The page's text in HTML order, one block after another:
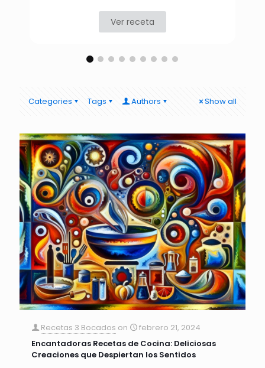
Ver receta
Categories Tags Authors Show all
Recetas 3 Bocados on
febrero 21, 2024
Encantadoras Recetas de Cocina: Deliciosas
Creaciones que Despiertan los Sentidos